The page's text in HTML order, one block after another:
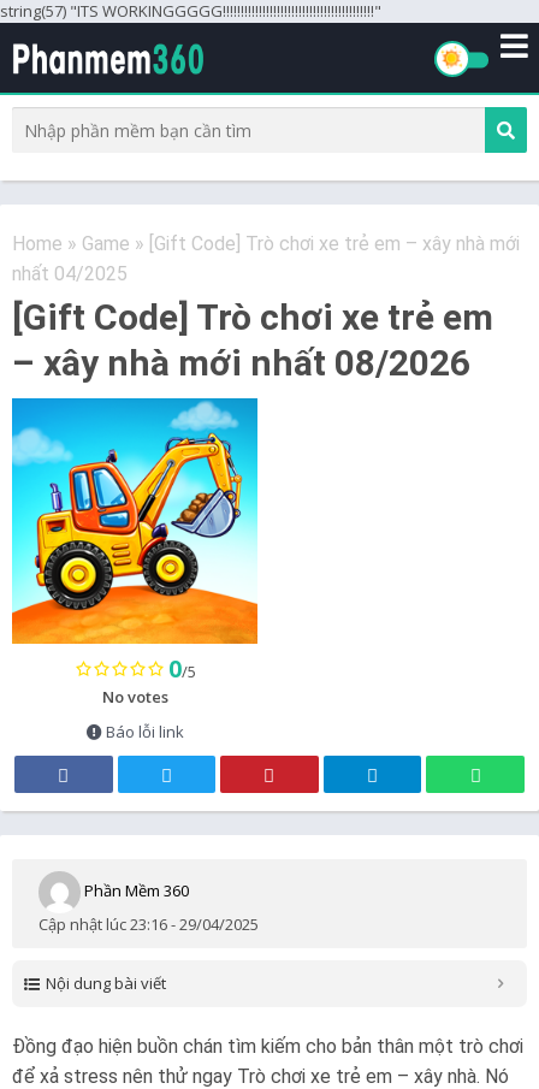
string(57) "ITS WORKINGGGGG!!!!!!!!!!!!!!!!!!!!!!!!!!!!!!!!!!!!!!!!!!"
Home » Game » [Gift Code] Trò chơi xe trẻ em – xây nhà mới
nhất 04/2025
[Gift Code] Trò chơi xe trẻ em
– xây nhà mới nhất 08/2026
0/5
No votes
Báo lỗi link
Phần Mềm 360
Cập nhật lúc 23:16 - 29/04/2025
Nội dung bài viết
Đồng đạo hiện buồn chán tìm kiếm cho bản thân một trò chơi
để xả stress nên thử ngay Trò chơi xe trẻ em – xây nhà. Nó